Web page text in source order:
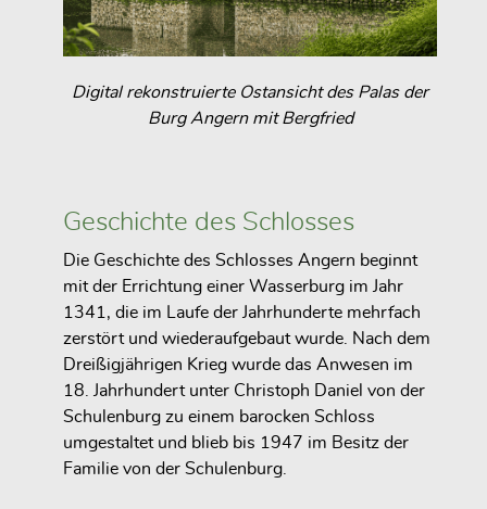
Digital rekonstruierte Ostansicht des Palas der
Burg Angern mit Bergfried
Geschichte des Schlosses
Die Geschichte des Schlosses Angern beginnt
mit der Errichtung einer Wasserburg im Jahr
1341, die im Laufe der Jahrhunderte mehrfach
zerstört und wiederaufgebaut wurde. Nach dem
Dreißigjährigen Krieg wurde das Anwesen im
18. Jahrhundert unter Christoph Daniel von der
Schulenburg zu einem barocken Schloss
umgestaltet und blieb bis 1947 im Besitz der
Familie von der Schulenburg.